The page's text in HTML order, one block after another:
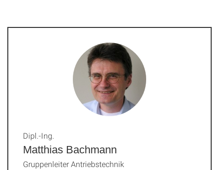
Matthias Bachmann
Dipl.-Ing.
Gruppenleiter Antriebstechnik